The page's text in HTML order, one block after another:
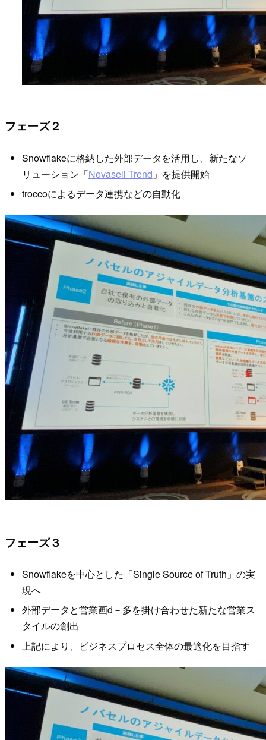
フェーズ２
Snowflakeに格納した外部データを活用し、新たなソ
リューション「Novasell Trend 」を提供開始
troccoによるデータ連携などの自動化
フェーズ３
Snowflakeを中心とした「Single Source of Truth」の実
現へ
外部データと営業画d－多を掛け合わせた新たな営業ス
タイルの創出
上記により、ビジネスプロセス全体の最適化を目指す